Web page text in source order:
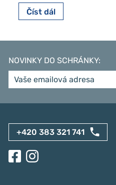
Číst dál
NOVINKY DO SCHRÁNKY:
+420 383 321 741